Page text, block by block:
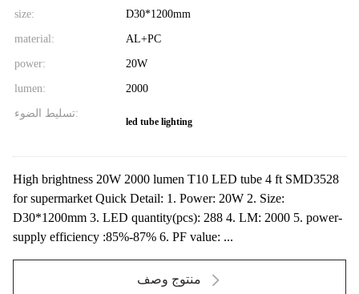
size: D30*1200mm
material: AL+PC
power: 20W
lumen: 2000
تسليط الضوء:
led tube lighting
High brightness 20W 2000 lumen T10 LED tube 4 ft SMD3528
for supermarket Quick Detail: 1. Power: 20W 2. Size:
D30*1200mm 3. LED quantity(pcs): 288 4. LM: 2000 5. power-
supply efficiency :85%-87% 6. PF value: ...
منتوج وصف